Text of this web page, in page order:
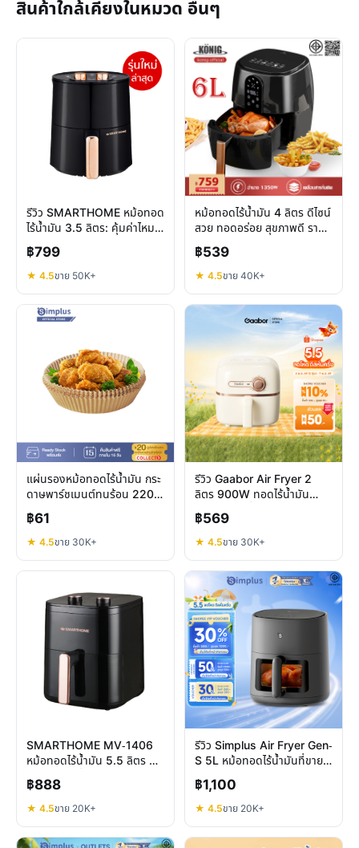
สินค้าใกล้เคียงในหมวด อื่นๆ
รีวิว SMARTHOME หม้อทอด
ไร้น้ำมัน 3.5 ลิตร: คุ้มค่าไหม
สำหรับครัวยุคใหม่
฿799
★ 4.5ขาย 50K+
หม้อทอดไร้น้ำมัน 4 ลิตร ดีไซน์
สวย ทอดอร่อย สุขภาพดี ราคา
คุ้มค่า
฿539
★ 4.5ขาย 40K+
แผ่นรองหม้อทอดไร้น้ำมัน กระ
ดาษพาร์ชเมนต์ทนร้อน 220
องศา คุ้มไหม
฿61
★ 4.5ขาย 30K+
รีวิว Gaabor Air Fryer 2
ลิตร 900W ทอดไร้น้ำมัน
ประหยัดพื้นที่จริงไหม
฿569
★ 4.5ขาย 30K+
SMARTHOME MV-1406
หม้อทอดไร้น้ำมัน 5.5 ลิตร คุ้ม
ไหมในราคาต่ำกว่าพัน
฿888
★ 4.5ขาย 20K+
รีวิว Simplus Air Fryer Gen-
S 5L หม้อทอดไร้น้ำมันที่ขายดี
กว่า 20,000 ชิ้น
฿1,100
★ 4.5ขาย 20K+